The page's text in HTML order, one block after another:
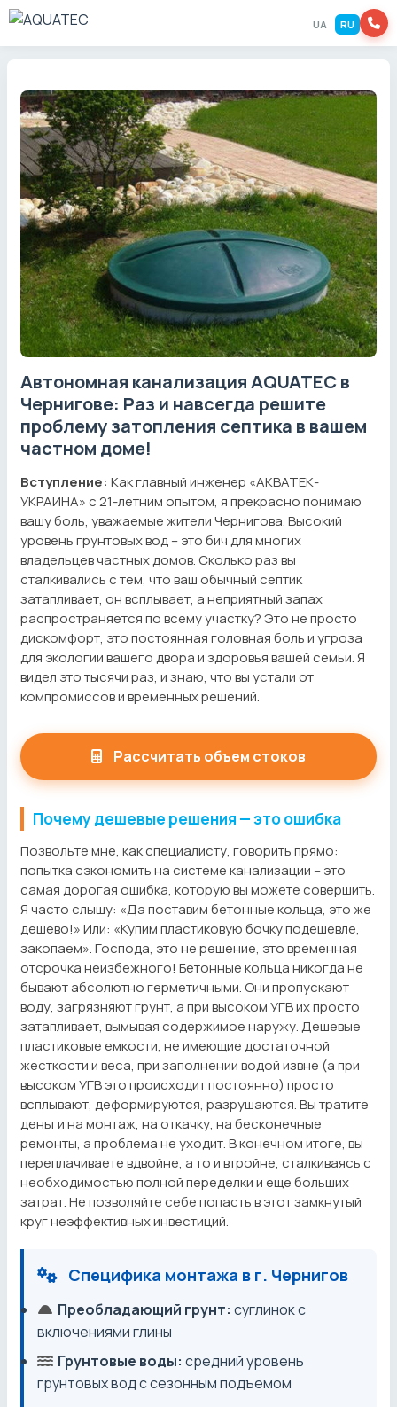
UA RU
Автономная канализация AQUATEC в
Чернигове: Раз и навсегда решите
проблему затопления септика в вашем
частном доме!
Вступление: Как главный инженер «АКВАТЕК-
УКРАИНА» с 21-летним опытом, я прекрасно понимаю
вашу боль, уважаемые жители Чернигова. Высокий
уровень грунтовых вод – это бич для многих
владельцев частных домов. Сколько раз вы
сталкивались с тем, что ваш обычный септик
затапливает, он всплывает, а неприятный запах
распространяется по всему участку? Это не просто
дискомфорт, это постоянная головная боль и угроза
для экологии вашего двора и здоровья вашей семьи. Я
видел это тысячи раз, и знаю, что вы устали от
компромиссов и временных решений.
Рассчитать объем стоков
Почему дешевые решения — это ошибка
Позвольте мне, как специалисту, говорить прямо:
попытка сэкономить на системе канализации – это
самая дорогая ошибка, которую вы можете совершить.
Я часто слышу: «Да поставим бетонные кольца, это же
дешево!» Или: «Купим пластиковую бочку подешевле,
закопаем». Господа, это не решение, это временная
отсрочка неизбежного! Бетонные кольца никогда не
бывают абсолютно герметичными. Они пропускают
воду, загрязняют грунт, а при высоком УГВ их просто
затапливает, вымывая содержимое наружу. Дешевые
пластиковые емкости, не имеющие достаточной
жесткости и веса, при заполнении водой извне (а при
высоком УГВ это происходит постоянно) просто
всплывают, деформируются, разрушаются. Вы тратите
деньги на монтаж, на откачку, на бесконечные
ремонты, а проблема не уходит. В конечном итоге, вы
переплачиваете вдвойне, а то и втройне, сталкиваясь с
необходимостью полной переделки и еще больших
затрат. Не позволяйте себе попасть в этот замкнутый
круг неэффективных инвестиций.
Специфика монтажа в г. Чернигов
Преобладающий грунт: суглинок с
включениями глины
Грунтовые воды: средний уровень
грунтовых вод с сезонным подъемом